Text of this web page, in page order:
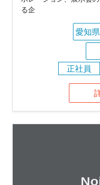
る企
愛知県
正社員